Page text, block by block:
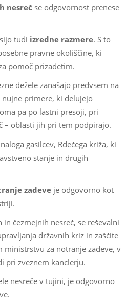
nesreč se odgovornost prenese
tudi izredne razmere. S to
pravne okoliščine, ki
pomoč prizadetim.
dežele zanašajo predvsem na
primere, ki delujejo
pa po lastni presoji, pri
– oblasti jih pri tem podpirajo.
gasilcev, Rdečega križa, ki
stanje in drugih
zadeve je odgovorno kot
čezmejnih nesreč, se reševalni
državnih kriz in zaščite
ministrstvu za notranje zadeve, v
pri zveznem kanclerju.
nesreče v tujini, je odgovorno